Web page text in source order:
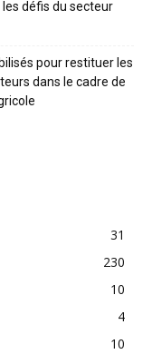
défis du secteur
pour restituer les
dans le cadre de
31
230
10
4
10